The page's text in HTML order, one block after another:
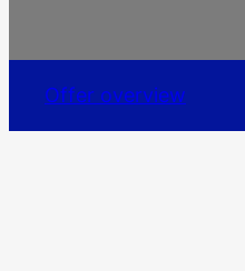
Offer overview